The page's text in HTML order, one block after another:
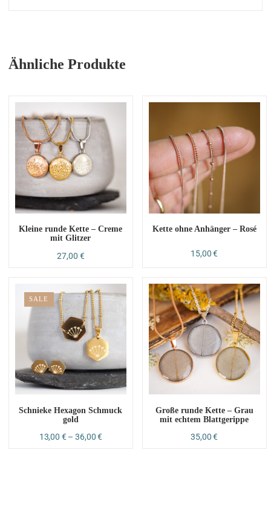
Ähnliche Produkte
Kleine runde Kette – Creme
mit Glitzer
27,00 €
Kette ohne Anhänger – Rosé
15,00€
SALE
Schnieke Hexagon Schmuck
gold
13,00 €–36,00€
Große runde Kette – Grau
mit echtem Blattgerippe
35,00€